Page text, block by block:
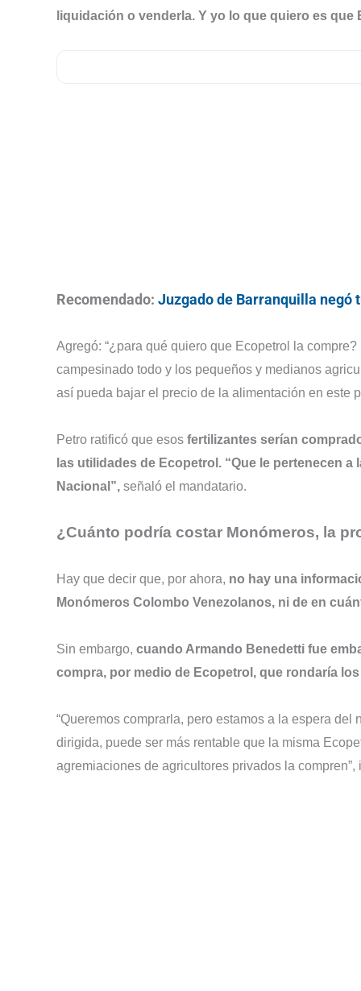
liquidación o venderla. Y yo lo que quiero es que
Recomendado: Juzgado de Barranquilla negó
Agregó: “¿para qué quiero que Ecopetrol la
campesinado todo y los pequeños y medianos
así pueda bajar el precio de la alimentación en este
Petro ratificó que esos fertilizantes serían
las utilidades de Ecopetrol. “Que le pertenecen
Nacional”, señaló el mandatario.
¿Cuánto podría costar Monómeros, la
Hay que decir que, por ahora, no hay una
Monómeros Colombo Venezolanos, ni de en
Sin embargo, cuando Armando Benedetti fue
compra, por medio de Ecopetrol, que rondaría
“Queremos comprarla, pero estamos a la espera
dirigida, puede ser más rentable que la misma
agremiaciones de agricultores privados la